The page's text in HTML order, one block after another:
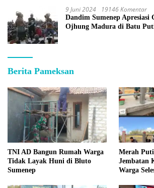
9 Juni 2024 19146 Komentar
Dandim Sumenep Apresiasi
Ojhung Madura di Batu
Berita Pameksan
TNI AD Bangun Rumah Warga
Tidak Layak Huni di Bluto
Sumenep
Merah
Jembatan
Warga